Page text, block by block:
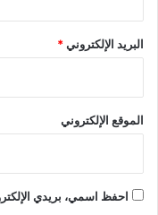
البريد الإلكتروني*
الموقع الإلكتروني
احفظ اسمي، بريدي